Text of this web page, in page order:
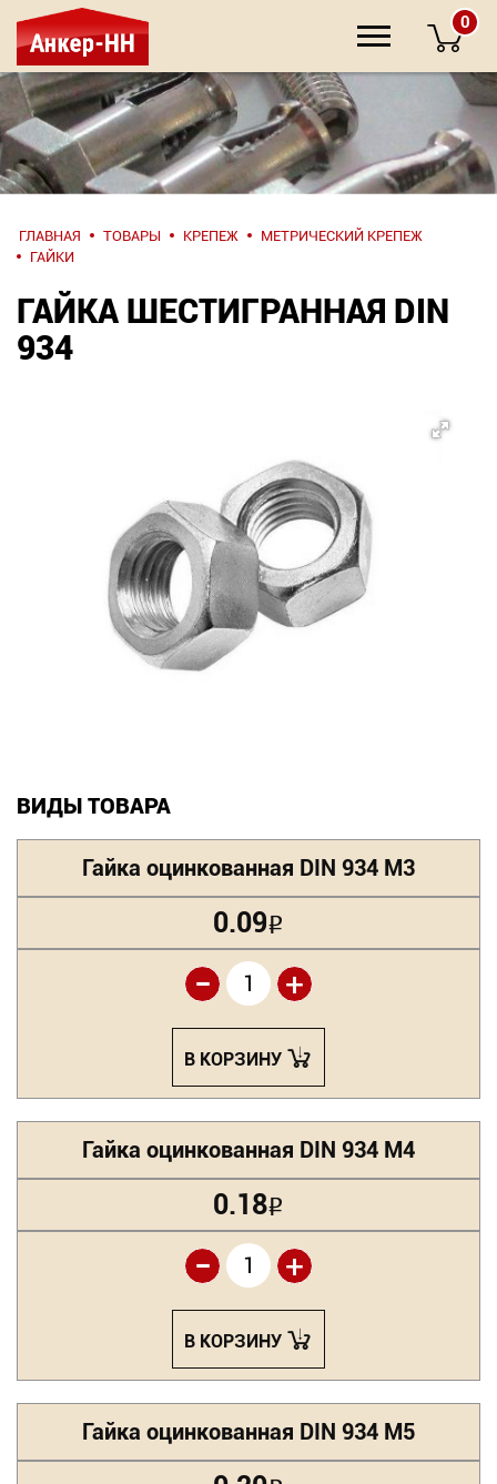
НАПИШИТЕ
НАМ
О компании
Крепеж
Документация
Оформление заказа
+7
282-
0
ГЛАВНАЯ ТОВАРЫ КРЕПЕЖ
МЕТРИЧЕСКИЙ КРЕПЕЖ
ГАЙКИ
ГАЙКА ШЕСТИГРАННАЯ DIN
934
ВИДЫ ТОВАРА
Гайка оцинкованная DIN 934 М3
0.09Р
+
-
В КОРЗИНУ
Гайка оцинкованная DIN 934 М4
0.18Р
+
-
В КОРЗИНУ
Гайка оцинкованная DIN 934 М5